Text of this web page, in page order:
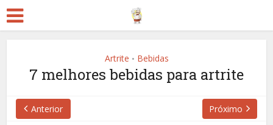
Artrite • Bebidas
7 melhores bebidas para artrite
Anterior Próximo